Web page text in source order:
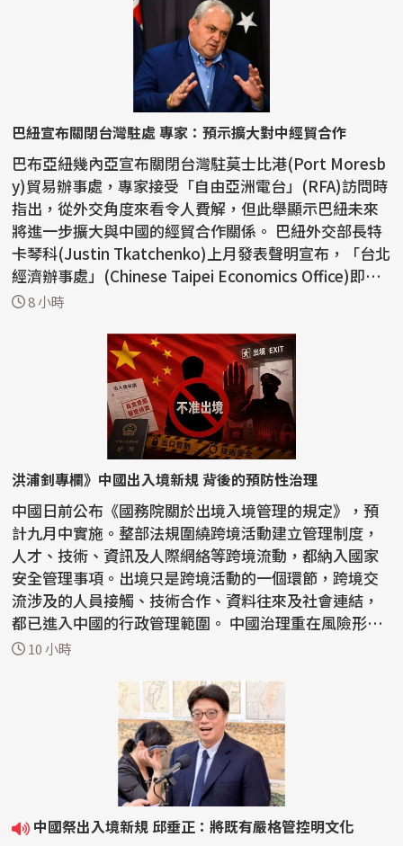
巴紐宣布關閉台灣駐處 專家：預示擴大對中經貿合作
巴布亞紐幾內亞宣布關閉台灣駐莫士比港(Port Moresb
y)貿易辦事處，專家接受「自由亞洲電台」(RFA)訪問時
指出，從外交角度來看令人費解，但此舉顯示巴紐未來
將進一步擴大與中國的經貿合作關係。 巴紐外交部長特
卡琴科(Justin Tkatchenko)上月發表聲明宣布，「台北
經濟辦事處」(Chinese Taipei Economics Office)即
日...8 小時
洪浦釗專欄》中國出入境新規 背後的預防性治理
中國日前公布《國務院關於出境入境管理的規定》，預
計九月中實施。整部法規圍繞跨境活動建立管理制度，
人才、技術、資訊及人際網絡等跨境流動，都納入國家
安全管理事項。出境只是跨境活動的一個環節，跨境交
流涉及的人員接觸、技術合作、資料往來及社會連結，
都已進入中國的行政管理範圍。 中國治理重在風險形成
前介...
10 小時
中國祭出入境新規 邱垂正：將既有嚴格管控明文化